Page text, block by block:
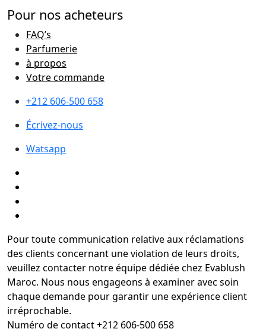
Pour nos acheteurs
FAQ’s
Parfumerie
à propos
Votre commande
+212 606-500 658
Écrivez-nous
Watsapp
Pour toute communication relative aux réclamations
des clients concernant une violation de leurs droits,
veuillez contacter notre équipe dédiée chez Evablush
Maroc. Nous nous engageons à examiner avec soin
chaque demande pour garantir une expérience client
irréprochable.
Numéro de contact +212 606-500 658